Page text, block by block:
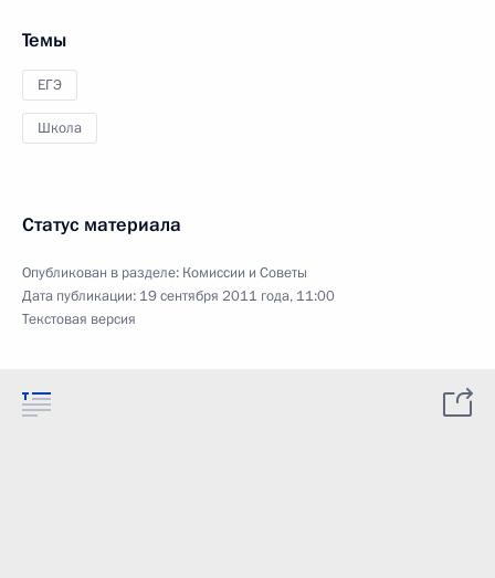
Темы
ЕГЭ
Школа
Статус материала
Опубликован в разделе: Комиссии и Советы
Дата публикации: 19 сентября 2011 года, 11:00
Текстовая версия